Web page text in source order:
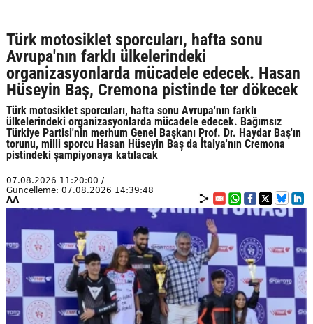
Türk motosiklet sporcuları, hafta sonu
Avrupa'nın farklı ülkelerindeki
organizasyonlarda mücadele edecek. Hasan
Hüseyin Baş, Cremona pistinde ter dökecek
Türk motosiklet sporcuları, hafta sonu Avrupa'nın farklı
ülkelerindeki organizasyonlarda mücadele edecek. Bağımsız
Türkiye Partisi'nin merhum Genel Başkanı Prof. Dr. Haydar Baş'ın
torunu, milli sporcu Hasan Hüseyin Baş da İtalya'nın Cremona
pistindeki şampiyonaya katılacak
07.08.2026 11:20:00 /
Güncelleme: 07.08.2026 14:39:48
AA